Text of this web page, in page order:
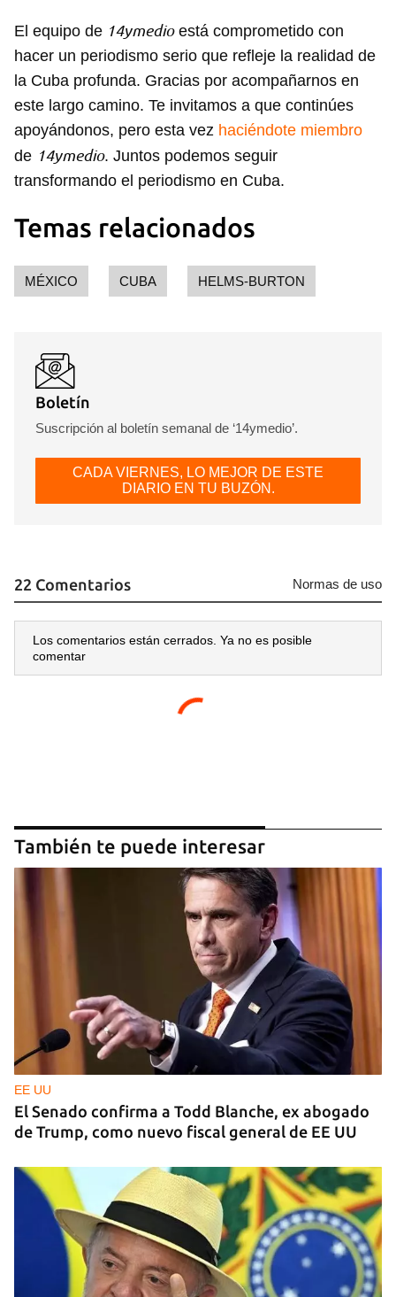
Guardar como favorito
El equipo de 14ymedioestá comprometido con
hacer un periodismo serio que refleje la realidad de
la Cuba profunda. Gracias por acompañarnos en
este largo camino. Te invitamos a que continúes
apoyándonos, pero esta vez haciéndote miembro
de 14ymedio. Juntos podemos seguir
transformando el periodismo en Cuba.
Temas relacionados
MÉXICO CUBA HELMS-BURTON
Boletín
Suscripción al boletín semanal de ‘14ymedio’.
CADA VIERNES, LO MEJOR DE ESTE
DIARIO EN TU BUZÓN.
22 Comentarios Normas de uso
Los comentarios están cerrados. Ya no es posible
comentar
También te puede interesar
EE UU
El Senado confirma a Todd Blanche, ex abogado
de Trump, como nuevo fiscal general de EE UU